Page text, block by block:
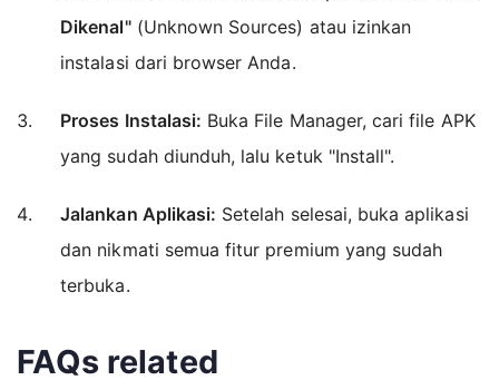
Dikenal"(Unknown Sources) atau izinkan
instalasi dari browser Anda.
Proses Instalasi: Buka File Manager, cari file APK
yang sudah diunduh, lalu ketuk "Install".
Jalankan Aplikasi: Setelah selesai, buka aplikasi
dan nikmati semua fitur premium yang sudah
terbuka.
FAQs related